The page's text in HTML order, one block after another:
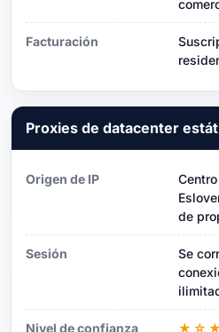
Facturación
Proxies de datacenter
Origen de IP
de
Sesión
Se
Nivel de confianza ★☆★